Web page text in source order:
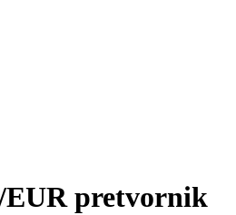
pretvornik